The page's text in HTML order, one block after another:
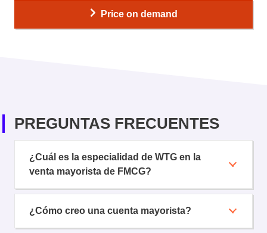
Price on demand
PREGUNTAS FRECUENTES
¿Cuál es la especialidad de WTG en la
venta mayorista de FMCG?
¿Cómo creo una cuenta mayorista?